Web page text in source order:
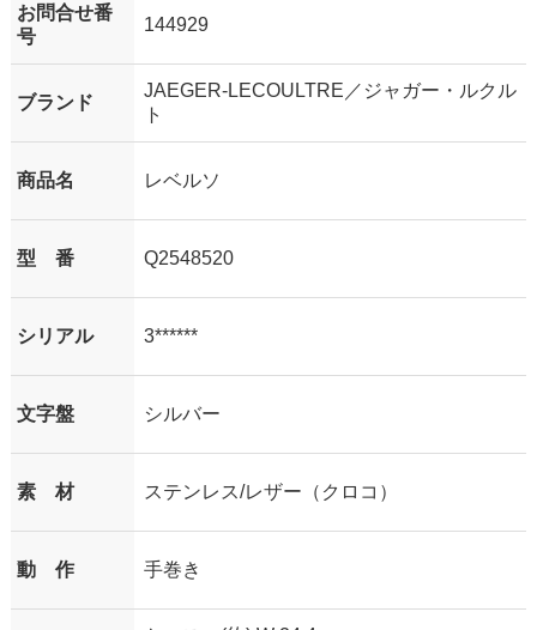
お問合せ番
号
144929
ブランド
JAEGER-LECOULTRE／ジャガー・ルクル
ト
商品名 レベルソ
型 番 Q2548520
シリアル 3******
文字盤 シルバー
素 材 ステンレス/レザー（クロコ）
動 作 手巻き